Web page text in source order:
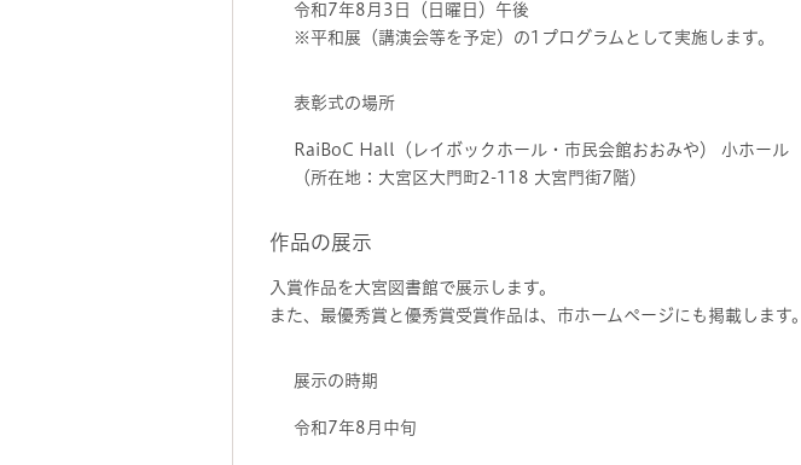
令和7年8月3日（日曜日）午後
※平和展（講演会等を予定）の1プログラムとして実施します。
表彰式の場所
RaiBoC Hall（レイボックホール・市民会館おおみや） 小ホール
（所在地：大宮区大門町2-118 大宮門街7階）
作品の展示
入賞作品を大宮図書館で展示します。
また、最優秀賞と優秀賞受賞作品は、市ホームページにも掲載します。
展示の時期
令和7年8月中旬